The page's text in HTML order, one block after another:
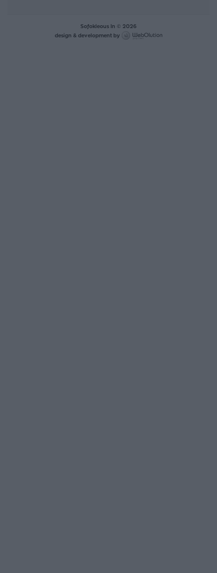
Sofokleous In © 2026
design & development by